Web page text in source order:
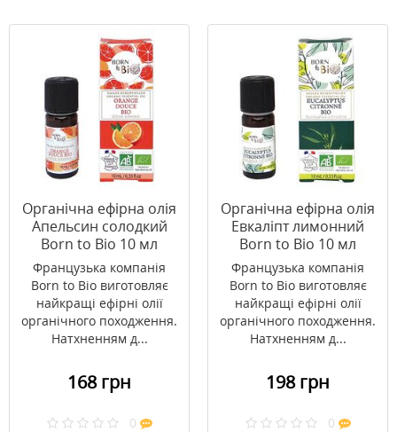
Органічна ефірна олія
Апельсин солодкий
Born to Bio 10 мл
Французька компанія
Born to Bio виготовляє
найкращі ефірні олії
органічного походження.
Натхненням д...
168 грн
0
Органічна ефірна олія
Евкаліпт лимонний
Born to Bio 10 мл
Французька компанія
Born to Bio виготовляє
найкращі ефірні олії
органічного походження.
Натхненням д...
198 грн
0